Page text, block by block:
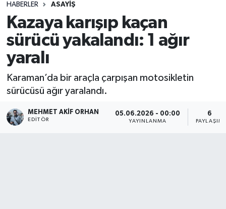
HABERLER ASAYIŞ
Kazaya karışıp kaçan
sürücü yakalandı: 1 ağır
yaralı
Karaman’da bir araçla çarpışan motosikletin
sürücüsü ağır yaralandı.
MEHMET AKIF ORHAN
EDITÖR
05.06.2026 - 00:00
YAYINLANMA
6
PAYLAŞIM
Ulusal Haberler
Vefat Edenler